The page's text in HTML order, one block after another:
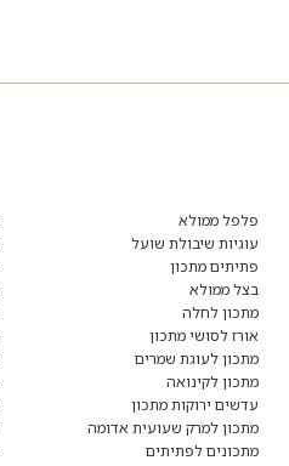
פלפל ממולא
עוגיות שיבולת שועל
פתיתים מתכון
בצל ממולא
מתכון לחלה
אורז לסושי מתכון
מתכון לעוגת שמרים
מתכון לקינואה
עדשים ירוקות מתכון
מתכון למרק שעועית אדומה
מתכונים לפתיתים